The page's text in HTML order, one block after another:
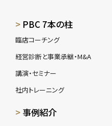
PBC 7本の柱
臨店コーチング
経営診断と事業承継・M&A
講演・セミナー
社内トレーニング
事例紹介